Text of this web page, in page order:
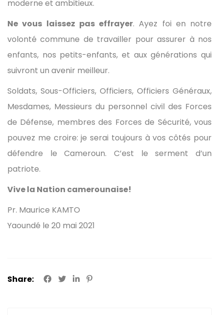
moderne et ambitieux.
Ne vous laissez pas effrayer. Ayez foi en notre
volonté commune de travailler pour assurer à nos
enfants, nos petits-enfants, et aux générations qui
suivront un avenir meilleur.
Soldats, Sous-Officiers, Officiers, Officiers Généraux,
Mesdames, Messieurs du personnel civil des Forces
de Défense, membres des Forces de Sécurité, vous
pouvez me croire: je serai toujours à vos côtés pour
défendre le Cameroun. C’est le serment d’un
patriote.
Vive la Nation camerounaise!
Pr. Maurice KAMTO
Yaoundé le 20 mai 2021
Share: